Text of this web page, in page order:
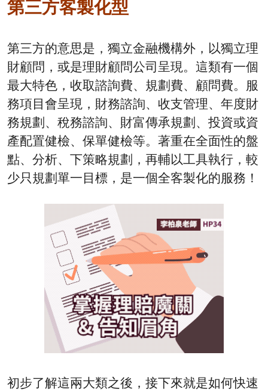
第三方客製化型
第三方的意思是，獨立金融機構外，以獨立理
財顧問，或是理財顧問公司呈現。這類有一個
最大特色，收取諮詢費、規劃費、顧問費。服
務項目會呈現，財務諮詢、收支管理、年度財
務規劃、稅務諮詢、財富傳承規劃、投資或資
產配置健檢、保單健檢等。著重在全面性的盤
點、分析、下策略規劃，再輔以工具執行，較
少只規劃單一目標，是一個全客製化的服務！
初步了解這兩大類之後，接下來就是如何快速